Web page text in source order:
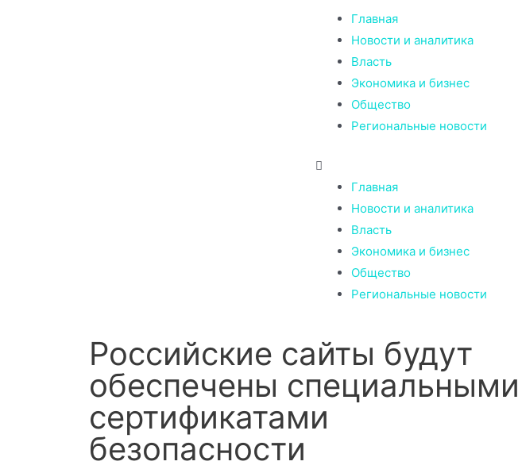
Главная
Новости и аналитика
Власть
Экономика и бизнес
Общество
Региональные новости
Главная
Новости и аналитика
Власть
Экономика и бизнес
Общество
Региональные новости
Российские сайты будут
обеспечены специальными
сертификатами
безопасности